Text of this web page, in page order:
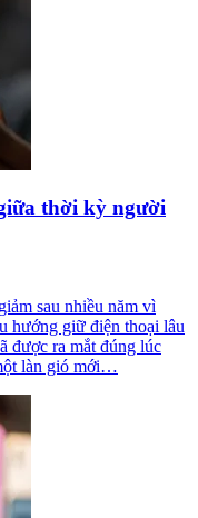
thời kỳ người
sau nhiều năm vì
hướng giữ điện thoại lâu
được ra mắt đúng lúc
làn gió mới…